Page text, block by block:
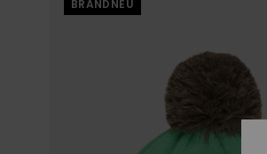
BRANDNEU